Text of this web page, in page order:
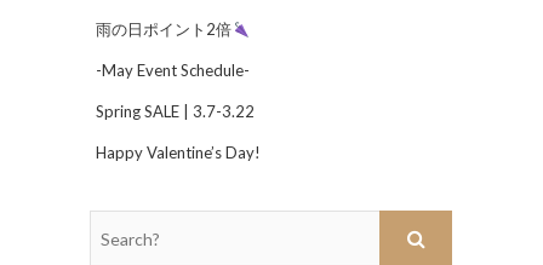
雨の日ポイント2倍
-May Event Schedule-
Spring SALE | 3.7-3.22
Happy Valentine’s Day!